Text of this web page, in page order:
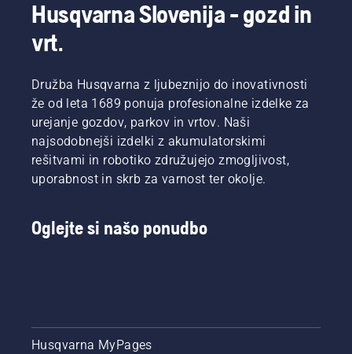
najpomembnejše
nasvete
ohranjanje
bujne
trate
celotno
sezono.
preberite
nasvete
družbe
za
odstranjevanje
slame in
uporabo
orodja
za
odstranjevanje
prezračevalniki.
bujne
sezono.
Husqvarna Slovenija - gozd in
vrt.
Družba Husqvarna z ljubeznijo do inovativnosti
že od leta 1689 ponuja profesionalne izdelke za
urejanje gozdov, parkov in vrtov. Naši
najsodobnejši izdelki z akumulatorskimi
rešitvami in robotiko združujejo zmogljivost,
uporabnost in skrb za varnost ter okolje.
Oglejte si našo ponudbo
Husqvarna MyPages